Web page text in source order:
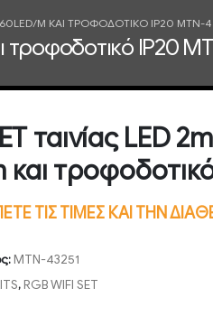
60LED/M ΚΑΙ ΤΡΟΦΟΔΟΤΙΚΌ IP20 MTN-
τροφοδοτικό IP20
ταινίας LED
και
ΤΙΣ ΤΙΜΕΣ ΚΑΙ ΤΗΝ
MTN-43251
,RGB WIFI SET